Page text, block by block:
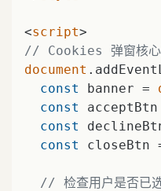
<script>
// Cookies 弹窗核心
document
const
banner =
const
const
const
closeBtn
// 检查用户是否已